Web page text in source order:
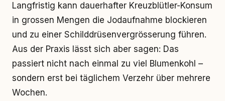
Langfristig kann dauerhafter Kreuzblütler-Konsum
in grossen Mengen die Jodaufnahme blockieren
und zu einer Schilddrüsenvergrösserung führen.
Aus der Praxis lässt sich aber sagen: Das
passiert nicht nach einmal zu viel Blumenkohl –
sondern erst bei täglichem Verzehr über mehrere
Wochen.